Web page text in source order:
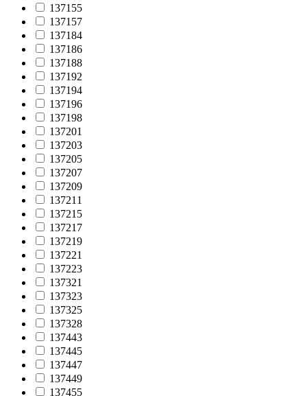
137155
137157
137184
137186
137188
137192
137194
137196
137198
137201
137203
137205
137207
137209
137211
137215
137217
137219
137221
137223
137321
137323
137325
137328
137443
137445
137447
137449
137455